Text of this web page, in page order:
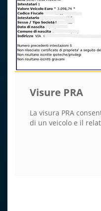
Visure PRA
La visura PRA
di un veicolo e il